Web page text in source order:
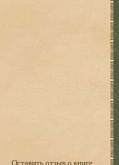
Оставить отзыв о книге